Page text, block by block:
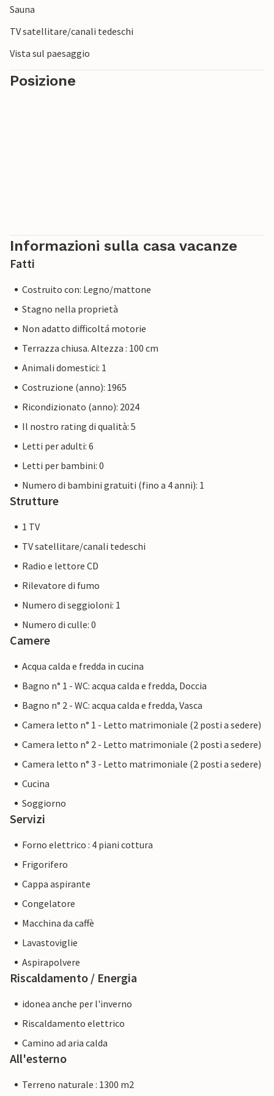
Se viaggiate con bambini, è meglio andare in una delle
piscine di Hildburghausen o Suhl.
Sauna
TV satellitare/canali tedeschi
Vista sul paesaggio
Posizione
Informazioni sulla casa vacanze
Fatti
Costruito con: Legno/mattone
Stagno nella proprietà
Non adatto difficoltá motorie
Terrazza chiusa. Altezza : 100 cm
Animali domestici: 1
Costruzione (anno): 1965
Ricondizionato (anno): 2024
Il nostro rating di qualità: 5
Letti per adulti: 6
Letti per bambini: 0
Numero di bambini gratuiti (fino a 4 anni): 1
Strutture
1 TV
TV satellitare/canali tedeschi
Radio e lettore CD
Rilevatore di fumo
Numero di seggioloni: 1
Numero di culle: 0
Camere
Acqua calda e fredda in cucina
Bagno n° 1 - WC: acqua calda e fredda, Doccia
Bagno n° 2 - WC: acqua calda e fredda, Vasca
Camera letto n° 1 - Letto matrimoniale (2 posti a sedere)
Camera letto n° 2 - Letto matrimoniale (2 posti a sedere)
Camera letto n° 3 - Letto matrimoniale (2 posti a sedere)
Cucina
Soggiorno
Servizi
Forno elettrico : 4 piani cottura
Frigorifero
Cappa aspirante
Congelatore
Macchina da caffè
Lavastoviglie
Aspirapolvere
Riscaldamento / Energia
idonea anche per l'inverno
Riscaldamento elettrico
Camino ad aria calda
All'esterno
Terreno naturale : 1300 m2